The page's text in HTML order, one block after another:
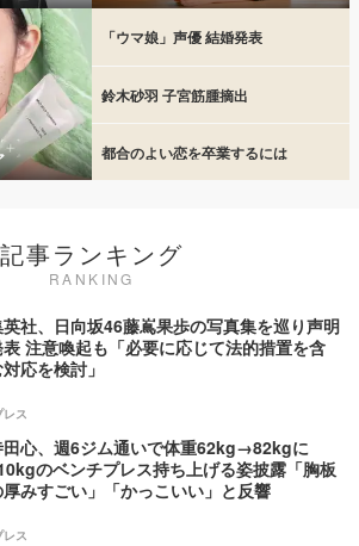
「ウマ娘」声優 結婚発表
鈴木砂羽 子宮筋腫摘出
都合のよい恋を卒業するには
記事ランキング
RANKING
社、日向坂46藤嶌果歩の写真集を巡り声明
注意喚起も「必要に応じて法的措置を含
応を検討」
レス
田心、週6ジム通いで体重62kg→82kgに
のベンチプレス持ち上げる姿披露「胸板
みすごい」「かっこいい」と反響
レス